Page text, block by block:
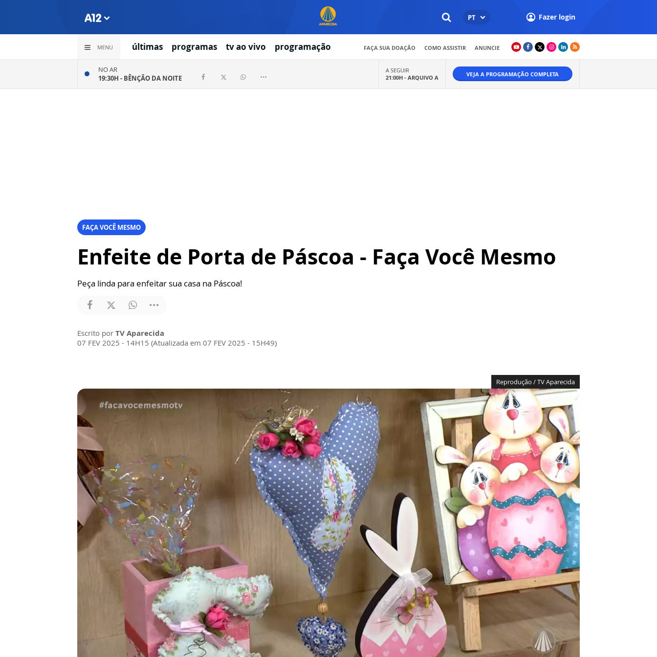
PT Fazer login
MENU últimas programas tv ao vivo programação FAÇA SUA DOAÇÃO COMO ASSISTIR ANUNCIE
NO AR
19:30H - BÊNÇÃO DA NOITE
A SEGUIR
21:00H - ARQUIVO A VEJA A PROGRAMAÇÃO COMPLETA
FAÇA VOCÊ MESMO
Enfeite de Porta de Páscoa - Faça Você Mesmo
Peça linda para enfeitar sua casa na Páscoa!
Escrito por TV Aparecida
07 FEV 2025 - 14H15 (Atualizada em 07 FEV 2025 - 15H49)
Reprodução / TV Aparecida